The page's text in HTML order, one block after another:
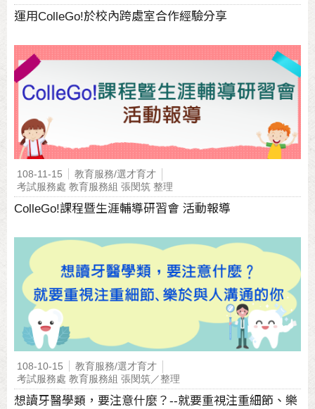
運用ColleGo!於校內跨處室合作經驗分享
108-11-15
教育服務/選才育才
考試服務處 教育服務組 張閔筑 整理
ColleGo!課程暨生涯輔導研習會 活動報導
108-10-15
教育服務/選才育才
考試服務處 教育服務組 張閔筑／整理
想讀牙醫學類，要注意什麼？--就要重視注重細節、樂